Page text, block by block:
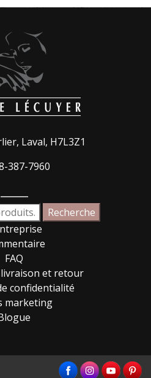
Laval, H7L3Z1
387-7960
Recherche
FAQ
et retour
confidentialité
marketing